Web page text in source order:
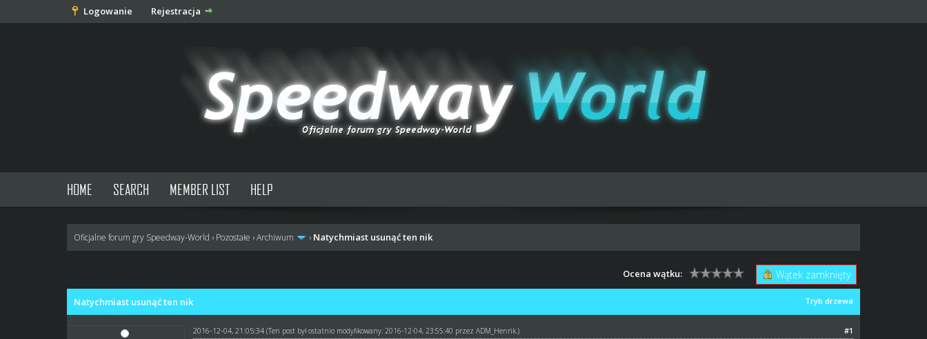
Logowanie Rejestracja
HOME SEARCH MEMBER LIST HELP
Oficjalne forum gry Speedway-World › Pozostałe ›Archiwum › Natychmiast usunąć ten nik
Wątek zamknięty
Ocena wątku:
Tryb drzewa
Natychmiast usunąć ten nik
#1
2016-12-04, 21:05:34 (Ten post był ostatnio modyfikowany: 2016-12-04, 23:55:40 przez ADM_Henrik.)